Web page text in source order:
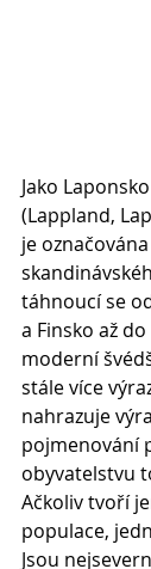
Jako
(Lappland,
je
táhnoucí se
a Finsko až
moderní
stále více
nahrazuje
pojmenování
obyvatelstvu
Ačkoliv tvoří
populace,
Jsou